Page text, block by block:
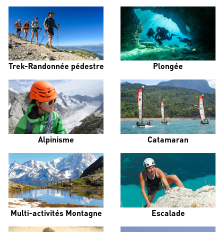
Trek-Randonnée pédestre Plongée
Alpinisme Catamaran
Multi-activités Montagne Escalade